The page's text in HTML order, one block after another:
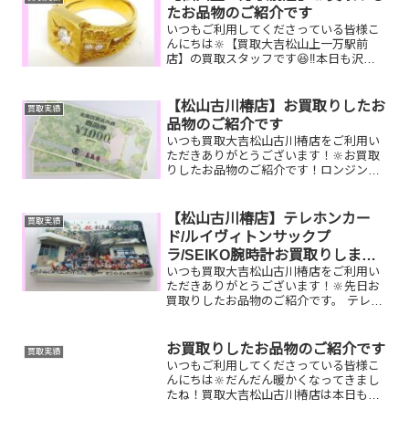
たお品物のご紹介です
いつもご利用してくださっている皆様こ
んにちは🔆【買取大吉松山上一万駅前
店】の買取スタッフです😆‼️本日も沢山
印台リング ロレックス ヨットマ
スター 古銭買...
買取実績
【松山古川椿店】お買取りしたお
品物のご紹介です
いつも買取大吉松山古川椿店をご利用い
ただきありがとうございます！🔆お買取
りしたお品物のご紹介です！ロンジン腕
るお品物はございませんか？そのお品物
ぜひ！買取大吉松山古川椿店...
買取実績
【松山古川椿店】テレホンカー
ド/ルイヴィトンサックプ
ラ/SEIKO腕時計お買取りしまし
た
いつも買取大吉松山古川椿店をご利用い
ただきありがとうございます！🔆先日お
買取りしたお品物のご紹介です。 テレホ
はございませんか？ぜひ買取大吉松山古
川椿店にお査定させてく...
買取実績 お買取りしたお品物のご紹介です
いつもご利用してくださっている皆様こ
んにちは🔆だんだん暖かくなってきまし
たね！買取大吉松山古川椿店は本日も元